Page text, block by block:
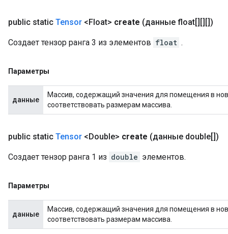
public static Tensor <Float> create (данные float[][][])
Создает тензор ранга 3 из элементов float .
Параметры
данные
Массив, содержащий значения для помещения в
соответствовать размерам массива.
public static Tensor <Double> create (данные double[])
Создает тензор ранга 1 из double элементов.
Параметры
данные
Массив, содержащий значения для помещения в
соответствовать размерам массива.